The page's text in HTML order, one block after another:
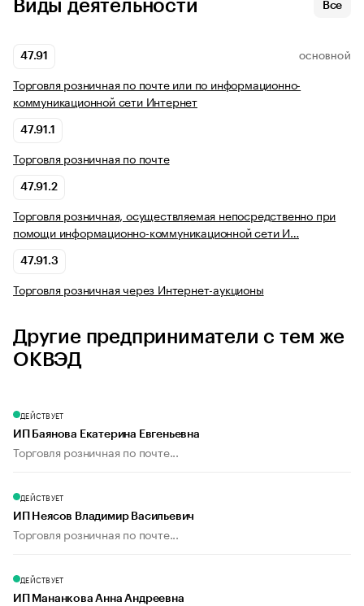
Виды деятельности Все
47.91 ОСНОВНОЙ
Торговля розничная по почте или по информационно-
коммуникационной сети Интернет
47.91.1
Торговля розничная по почте
47.91.2
Торговля розничная, осуществляемая непосредственно при
помощи информационно-коммуникационной сети И…
47.91.3
Торговля розничная через Интернет-аукционы
Другие предприниматели с тем же
ОКВЭД
ДЕЙСТВУЕТ
ИП Баянова Екатерина Евгеньевна
Торговля розничная по почте...
ДЕЙСТВУЕТ
ИП Неясов Владимир Васильевич
Торговля розничная по почте...
ДЕЙСТВУЕТ
ИП Мананкова Анна Андреевна